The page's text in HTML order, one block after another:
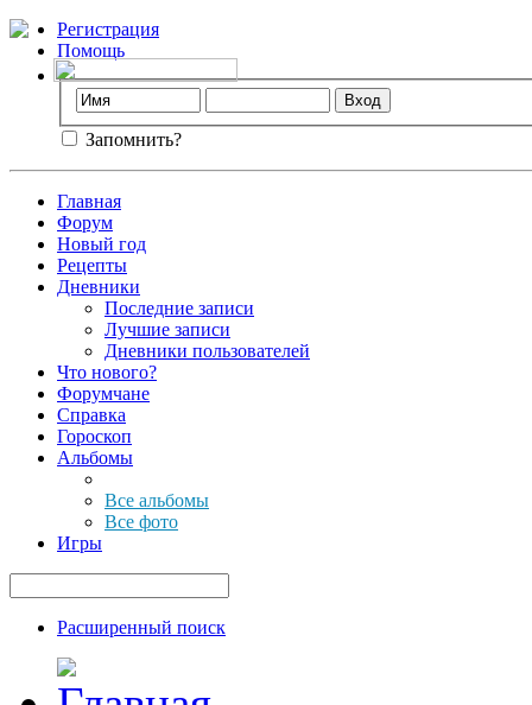
Регистрация
Помощь
Запомнить?
Главная
Форум
Новый год
Рецепты
Дневники
Последние записи
Лучшие записи
Дневники пользователей
Что нового?
Форумчане
Справка
Гороскоп
Альбомы
Все альбомы
Все фото
Игры
Расширенный поиск